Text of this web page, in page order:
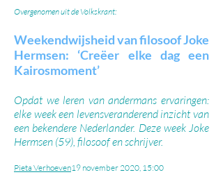
Overgenomen uit de Volkskrant:
Weekendwijsheid van filosoof Joke
Hermsen: ‘Creëer elke dag een
Kairosmoment’
Opdat we leren van andermans ervaringen:
elke week een levensveranderend inzicht van
een bekendere Nederlander. Deze week Joke
Hermsen (59), filosoof en schrijver.
Pieta Verhoeven19 november 2020, 15:00